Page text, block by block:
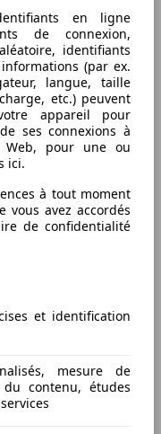
en ligne
de connexion,
identifiants
(par ex.
langue, taille
etc.) peuvent
appareil pour
ses connexions à
pour une ou
ici.
à tout moment
vous avez accordés
de confidentialité
et identification
mesure de
contenu, études